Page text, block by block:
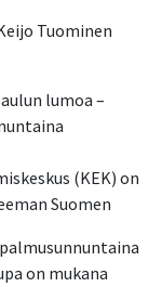
Tuominen
lumoa –
(KEK) on
Suomen
on mukana